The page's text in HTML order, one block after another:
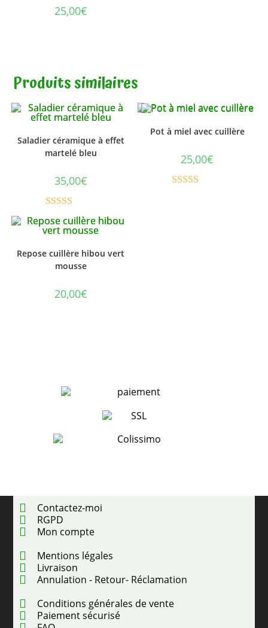
25,00€
Produits similaires
Saladier céramique à effet
martelé bleu
35,00€
5.00
sur 5
Pot à miel avec cuillère
25,00€
Repose cuillère hibou vert
mousse
20,00€
Contactez-moi
RGPD
Mon compte
Mentions légales
Livraison
Annulation - Retour- Réclamation
Conditions générales de vente
Paiement sécurisé